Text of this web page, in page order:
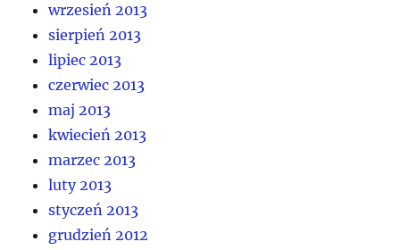
wrzesień 2013
sierpień 2013
lipiec 2013
czerwiec 2013
maj 2013
kwiecień 2013
marzec 2013
luty 2013
styczeń 2013
grudzień 2012